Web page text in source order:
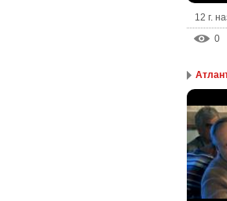
12 г.
0